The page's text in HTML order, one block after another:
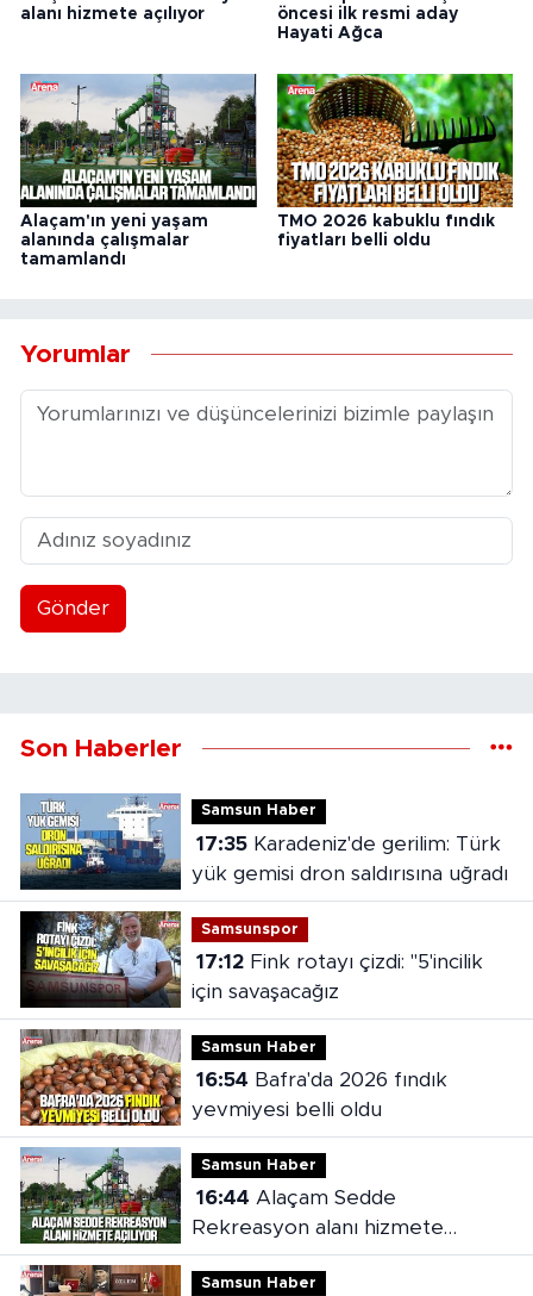
alanı hizmete açılıyor
öncesi ilk resmi aday
Hayati Ağca
Alaçam'ın yeni yaşam
alanında çalışmalar
tamamlandı
TMO 2026 kabuklu fındık
fiyatları belli oldu
Yorumlar
Gönder
Son Haberler
Samsun Haber
17:35Karadeniz'de gerilim: Türk
yük gemisi dron saldırısına uğradı
Samsunspor
17:12Fink rotayı çizdi: "5'incilik
için savaşacağız
Samsun Haber
16:54
yevmiyesi belli oldu
Samsun Haber
16:44
Rekreasyon alanı hizmete
açılıyor
Samsun Haber